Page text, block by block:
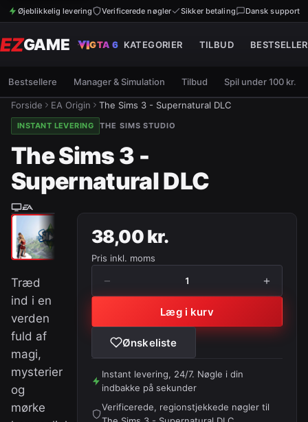
Øjeblikkelig levering Verificerede nøgler Sikker betaling Dansk support
EZGAME GTA 6 KATEGORIER TILBUD
Bestsellere Manager & Simulation Tilbud Spil under 100 kr.
Forside EA Origin The Sims 3 - Supernatural DLC
INSTANT LEVERING THE SIMS STUDIO
The Sims 3 -
Supernatural DLC
Træd
ind i en
verden
fuld af
magi,
mysterier
og
mørke
38,00 kr.
Pris inkl. moms
− 1 +
Læg i kurv
Ønskeliste
Instant levering, 24/7. Nøgle i din
indbakke på sekunder
Verificerede, regionstjekkede nøgler til